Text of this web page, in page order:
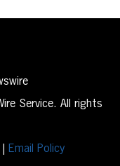
Service. All rights
Email Policy